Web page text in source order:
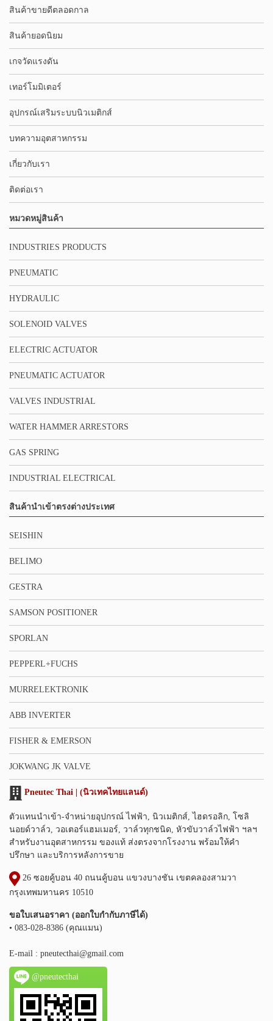
สินค้าขายดีตลอดกาล
สินค้ายอดนิยม
เกจวัดแรงดัน
เทอร์โมมิเตอร์
อุปกรณ์เสริมระบบนิวเมติกส์
บทความอุตสาหกรรม
เกี่ยวกับเรา
ติดต่อเรา
หมวดหมู่สินค้า
INDUSTRIES PRODUCTS
PNEUMATIC
HYDRAULIC
SOLENOID VALVES
ELECTRIC ACTUATOR
PNEUMATIC ACTUATOR
VALVES INDUSTRIAL
WATER HAMMER ARRESTORS
GAS SPRING
INDUSTRIAL ELECTRICAL
สินค้านำเข้าตรงต่างประเทศ
SEISHIN
BELIMO
GESTRA
SAMSON POSITIONER
SPORLAN
PEPPERL+FUCHS
MURRELEKTRONIK
ABB INVERTER
FISHER & EMERSON
JOKWANG JK VALVE
Pneutec Thai | (นิวเทคไทยแลนด์)
ตัวแทนนำเข้า-จำหน่ายอุปกรณ์ ไฟฟ้า, นิวเมติกส์, ไฮดรอลิก, โซลิ
นอยด์วาล์ว, วอเตอร์แฮมเมอร์, วาล์วทุกชนิด, หัวขับวาล์วไฟฟ้า ฯลฯ
สำหรับงานอุตสาหกรรม ของแท้ ส่งตรงจากโรงงาน พร้อมให้คำ
ปรึกษา และบริการหลังการขาย
26 ซอยคู้บอน 40 ถนนคู้บอน แขวงบางชัน เขตคลองสามวา
กรุงเทพมหานคร 10510
ขอใบเสนอราคา (ออกใบกำกับภาษีได้)
• 083-028-8386 (คุณแมน)
E-mail : pneutecthai@gmail.com
@pneutecthai